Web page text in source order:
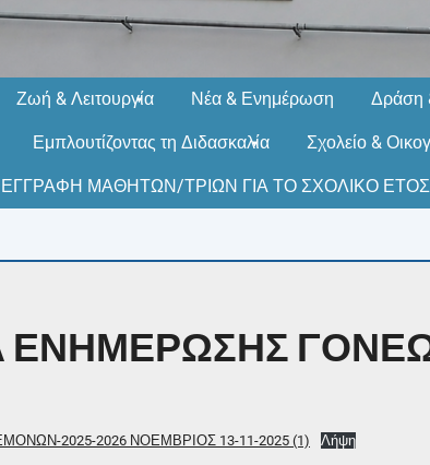
Ζωή & Λειτουργία Νέα & Ενημέρωση Δράση
Εμπλουτίζοντας τη Διδασκαλία Σχολείο &
ΕΓΓΡΑΦΗ ΜΑΘΗΤΩΝ/ΤΡΙΩΝ ΓΙΑ ΤΟ ΣΧΟΛΙΚΟ ΕΤΟΣ
ΕΝΗΜΕΡΩΣΗΣ
2025-2026 ΝΟΕΜΒΡΙΟΣ 13-11-2025 (1) Λήψη